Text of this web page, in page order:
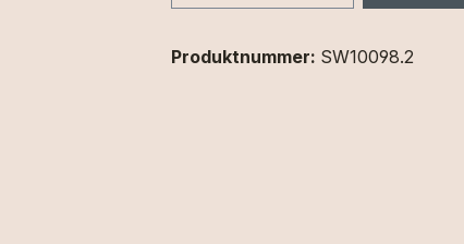
Produktnummer: SW10098.2